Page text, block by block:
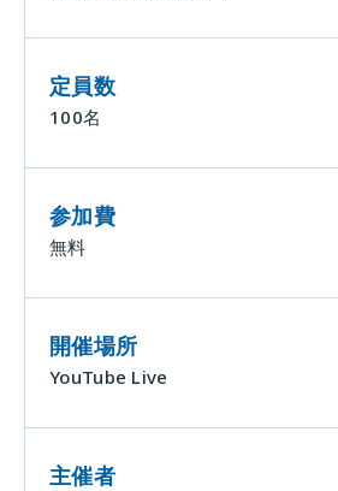
定員数
100名
参加費
無料
開催場所
YouTube Live
主催者